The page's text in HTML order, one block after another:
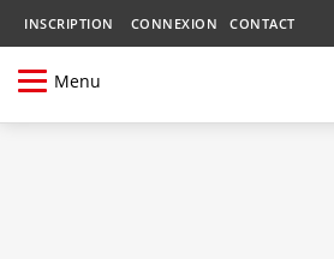
INSCRIPTION CONNEXION CONTACT
Menu